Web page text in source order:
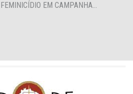
FEMINICÍDIO EM CAMPANHA